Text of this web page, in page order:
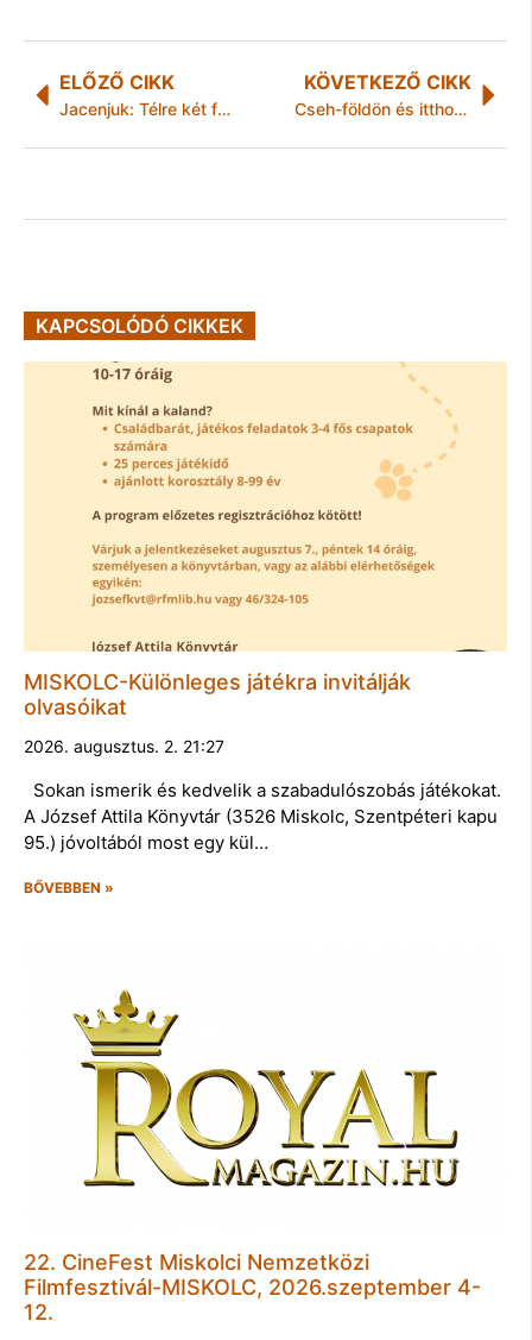
ELŐZŐ CIKK
Jacenjuk: Télre két fajta forgatókönyv lehetséges: rossz, vagy nagyon rossz
KÖVETKEZŐ CIKK
Cseh-földön és itthon is kiválóan
KAPCSOLÓDÓ CIKKEK
MISKOLC-Különleges játékra invitálják
olvasóikat
2026. augusztus. 2. 21:27
Sokan ismerik és kedvelik a szabadulószobás játékokat.
A József Attila Könyvtár (3526 Miskolc, Szentpéteri kapu
95.) jóvoltából most egy kül…
BŐVEBBEN »
22. CineFest Miskolci Nemzetközi
Filmfesztivál-MISKOLC, 2026.szeptember 4-
12.